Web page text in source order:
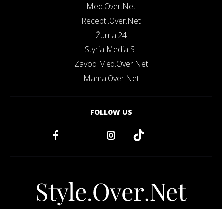
Med.Over.Net
Recepti.Over.Net
Žurnal24
Styria Media SI
Zavod Med.Over.Net
Mama.Over.Net
FOLLOW US